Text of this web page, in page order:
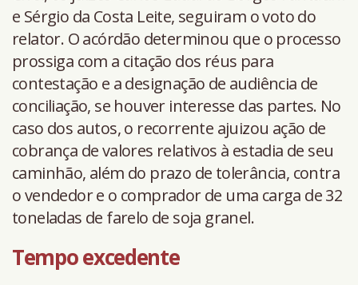
e Sérgio da Costa Leite, seguiram o voto do
relator. O acórdão determinou que o processo
prossiga com a citação dos réus para
contestação e a designação de audiência de
conciliação, se houver interesse das partes. No
caso dos autos, o recorrente ajuizou ação de
cobrança de valores relativos à estadia de seu
caminhão, além do prazo de tolerância, contra
o vendedor e o comprador de uma carga de 32
toneladas de farelo de soja granel.
Tempo excedente